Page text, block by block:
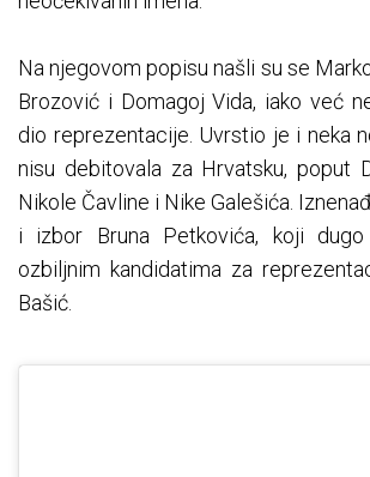
Na njegovom popisu našli su se
Brozović i Domagoj Vida, iako već
dio reprezentacije. Uvrstio je i neka
nisu debitovala za Hrvatsku, poput
Nikole Čavline i Nike Galešića.
i izbor Bruna Petkovića, koji
ozbiljnim kandidatima za
Bašić.